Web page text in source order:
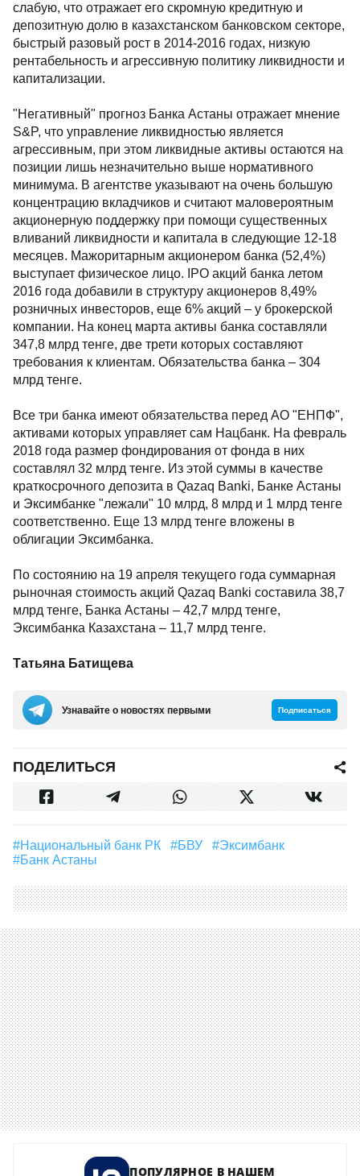
слабую, что отражает его скромную кредитную и
депозитную долю в казахстанском банковском секторе,
быстрый разовый рост в 2014-2016 годах, низкую
рентабельность и агрессивную политику ликвидности и
капитализации.
"Негативный" прогноз Банка Астаны отражает мнение
S&P, что управление ликвидностью является
агрессивным, при этом ликвидные активы остаются на
позиции лишь незначительно выше нормативного
минимума. В агентстве указывают на очень большую
концентрацию вкладчиков и считают маловероятным
акционерную поддержку при помощи существенных
вливаний ликвидности и капитала в следующие 12-18
месяцев. Мажоритарным акционером банка (52,4%)
выступает физическое лицо. IPO акций банка летом
2016 года добавили в структуру акционеров 8,49%
розничных инвесторов, еще 6% акций – у брокерской
компании. На конец марта активы банка составляли
347,8 млрд тенге, две трети которых составляют
требования к клиентам. Обязательства банка – 304
млрд тенге.
Все три банка имеют обязательства перед АО "ЕНПФ",
активами которых управляет сам Нацбанк. На февраль
2018 года размер фондирования от фонда в них
составлял 32 млрд тенге. Из этой суммы в качестве
краткосрочного депозита в Qazaq Вanki, Банке Астаны
и Эксимбанке "лежали" 10 млрд, 8 млрд и 1 млрд тенге
соответственно. Еще 13 млрд тенге вложены в
облигации Эксимбанка.
По состоянию на 19 апреля текущего года суммарная
рыночная стоимость акций Qazaq Banki составила 38,7
млрд тенге, Банка Астаны – 42,7 млрд тенге,
Эксимбанка Казахстана – 11,7 млрд тенге.
Татьяна Батищева
Узнавайте о новостях первыми Подписаться
ПОДЕЛИТЬСЯ
#Национальный банк РК #БВУ
#Эксимбанк
#банк Астаны